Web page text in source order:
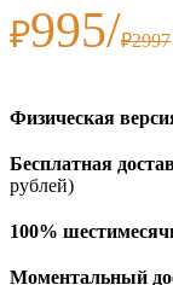
₽995/₽2997
Физическая
Бесплатная
рублей)
100%
Моментальный